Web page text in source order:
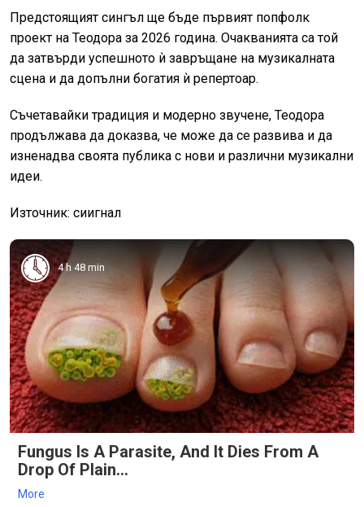
Предстоящият сингъл ще бъде първият попфолк
проект на Теодора за 2026 година. Очакванията са той
да затвърди успешното ѝ завръщане на музикалната
сцена и да допълни богатия ѝ репертоар.
Съчетавайки традиция и модерно звучене, Теодора
продължава да доказва, че може да се развива и да
изненадва своята публика с нови и различни музикални
идеи.
Източник: сиигнал
4 h 48 min
Fungus Is A Parasite, And It Dies From A
Drop Of Plain...
More